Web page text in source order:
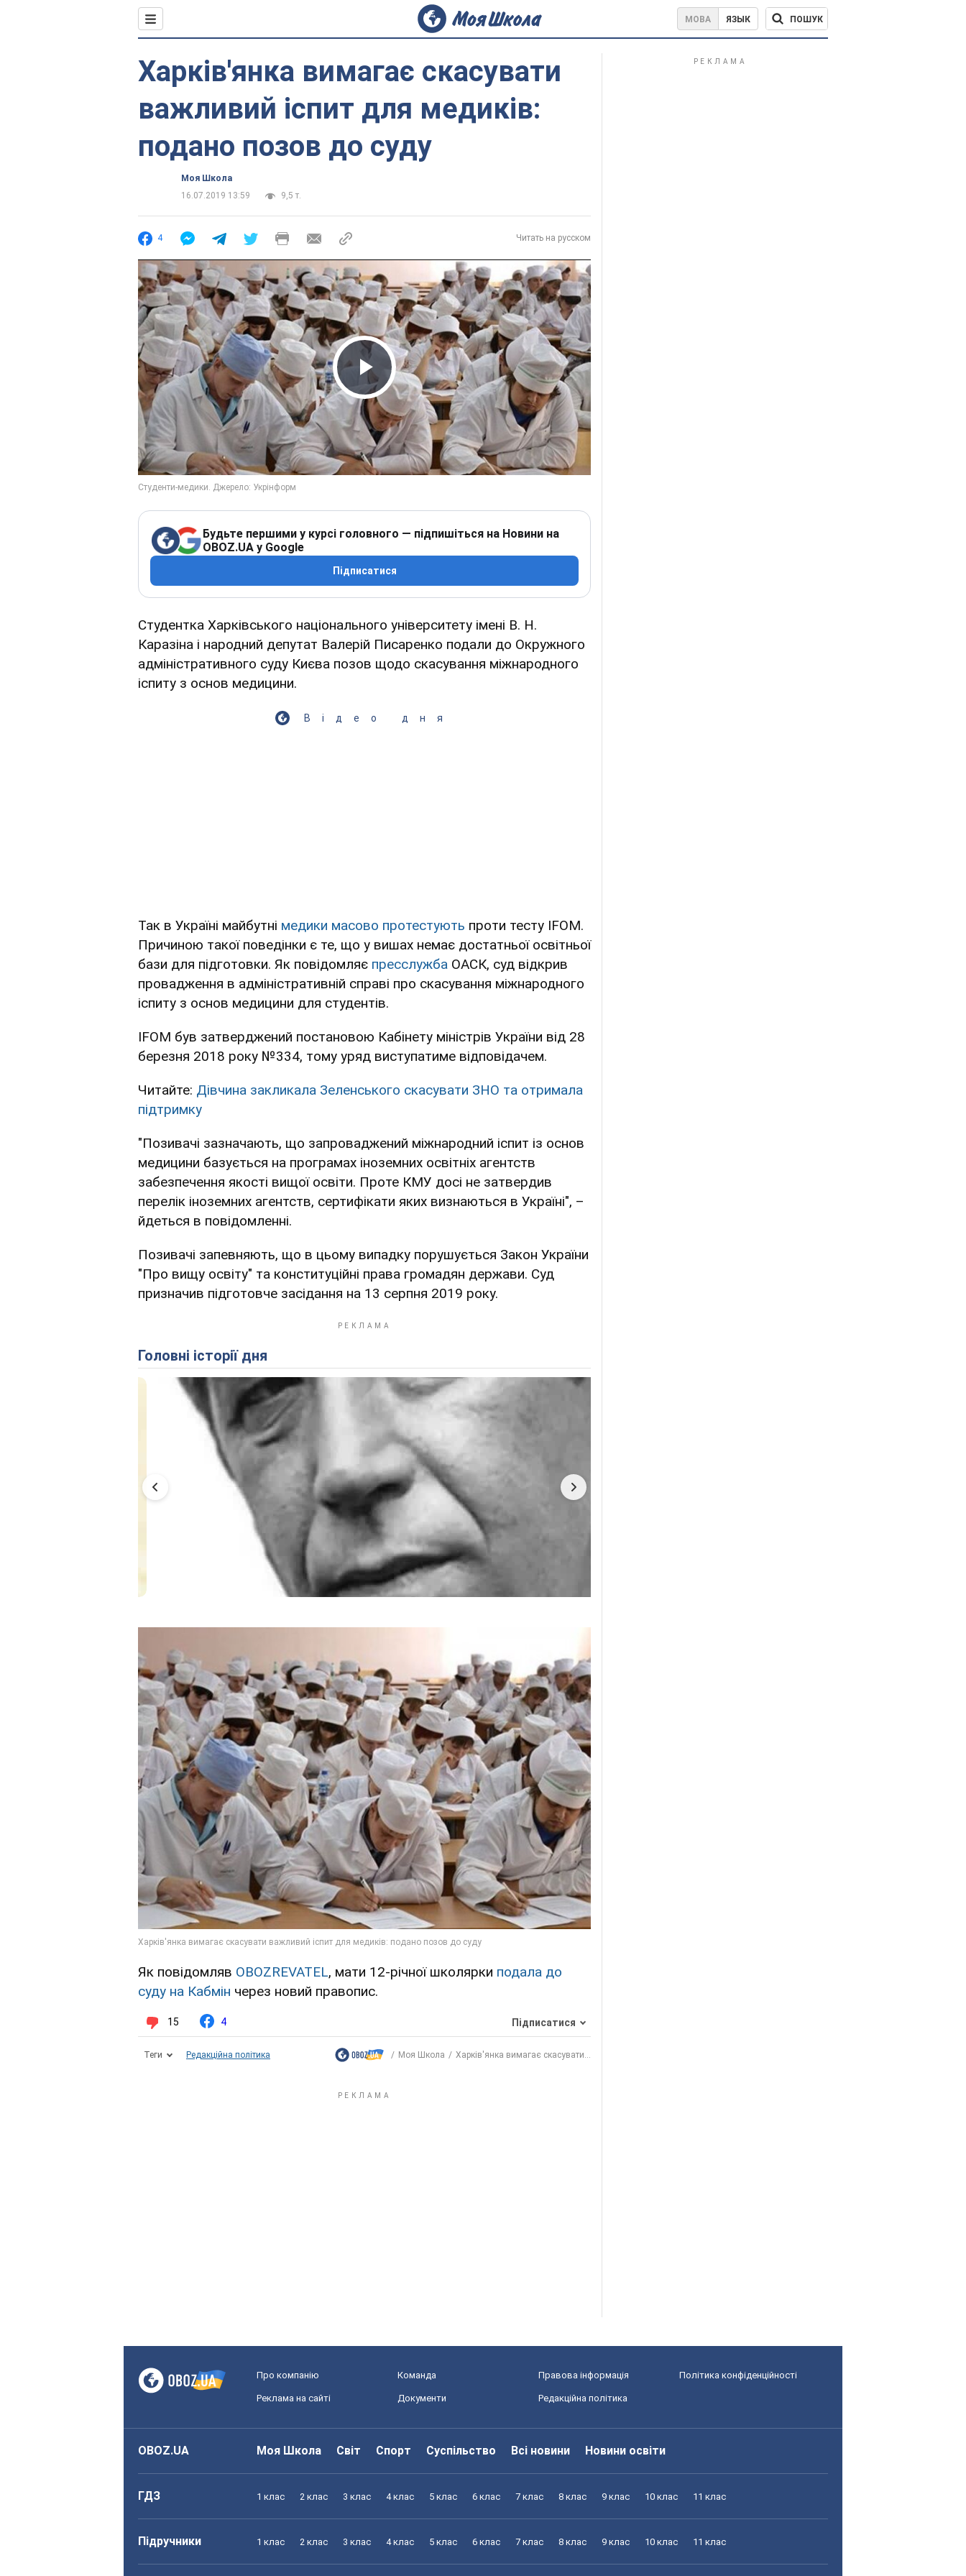
МОВА ЯЗЫК ПОШУК
Харків'янка вимагає скасувати
важливий іспит для медиків:
подано позов до суду
Моя Школа
16.07.2019 13:59
9,5 т.
4 Читать на русском
Play Video
Будьте першими у курсі головного — підпишіться на Новини на
OBOZ.UA у Google
Підписатися
Студентка Харківського національного університету імені В. Н.
Каразіна і народний депутат Валерій Писаренко подали до Окружного
адміністративного суду Києва позов щодо скасування міжнародного
іспиту з основ медицини.
Відео дня
Так в Україні майбутні медики масово протестують проти тесту IFOM.
Причиною такої поведінки є те, що у вишах немає достатньої освітньої
бази для підготовки. Як повідомляє пресслужба ОАСК, суд відкрив
провадження в адміністративній справі про скасування міжнародного
іспиту з основ медицини для студентів.
IFOM був затверджений постановою Кабінету міністрів України від 28
березня 2018 року №334, тому уряд виступатиме відповідачем.
Читайте: Дівчина закликала Зеленського скасувати ЗНО та отримала
підтримку
"Позивачі зазначають, що запроваджений міжнародний іспит із основ
медицини базується на програмах іноземних освітніх агентств
забезпечення якості вищої освіти. Проте КМУ досі не затвердив
перелік іноземних агентств, сертифікати яких визнаються в Україні", –
йдеться в повідомленні.
Позивачі запевняють, що в цьому випадку порушується Закон України
"Про вищу освіту" та конституційні права громадян держави. Суд
призначив підготовче засідання на 13 серпня 2019 року.
Головні історії дня
Як повідомляв OBOZREVATEL, мати 12-річної школярки подала до
суду на Кабмін через новий правопис.
15 4 Підписатися
Теги Редакційна політика Моя Школа Харків'янка вимагає скасувати...
Про компанію Команда Правова інформація Політика конфіденційності
Реклама на сайті Документи Редакційна політика
OBOZ.UA Моя Школа Світ Спорт Суспільство Всі новини Новини освіти
ГДЗ 1 клас 2 клас 3 клас 4 клас 5 клас 6 клас 7 клас 8 клас 9 клас 10 клас 11 клас
Підручники 1 клас 2 клас 3 клас 4 клас 5 клас 6 клас 7 клас 8 клас 9 клас 10 клас 11 клас